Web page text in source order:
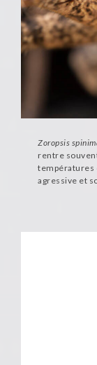
Zoropsis
rentre
températures
agressive et